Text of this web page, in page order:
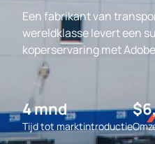
Een fabrikant van
wereldklasse levert een
koperservaring met
4 mnd
Tijd tot marktintroductie